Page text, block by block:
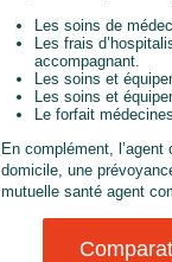
Les soins de
Les frais
accompagnant.
Les soins et
Les soins et
Le forfait
En complément,
domicile, une
mutuelle santé agent